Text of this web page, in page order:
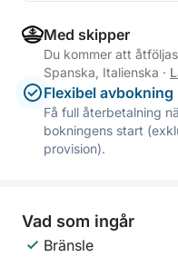
Med skipper
Du kommer att
Spanska, Italienska ·
Flexibel avbokning
Få full återbetalning
bokningens start
provision).
Vad som ingår
Bränsle